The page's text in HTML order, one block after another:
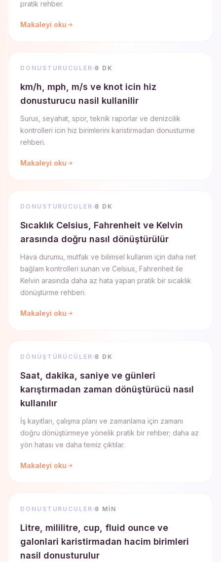
pratik rehber.
Makaleyi oku
DONUSTURUCULER 8 DK
km/h, mph, m/s ve knot icin hiz
donusturucu nasil kullanilir
Surus, seyahat, spor, teknik raporlar ve denizcilik
kontrolleri icin hiz birimlerini karistirmadan donusturme
rehberi.
Makaleyi oku
DONUSTURUCULER 8 DK
Sıcaklık Celsius, Fahrenheit ve Kelvin
arasında doğru nasıl dönüştürülür
Hava durumu, mutfak ve bilimsel kullanım için daha net
bağlam kontrolleri sunan ve Celsius, Fahrenheit ile
Kelvin arasında daha az hata yapan pratik bir sıcaklık
dönüştürme rehberi.
Makaleyi oku
DÖNÜŞTÜRÜCÜLER 8 DK
Saat, dakika, saniye ve günleri
karıştırmadan zaman dönüştürücü nasıl
kullanılır
İş kayıtları, çalışma planı ve zamanlama için zamanı
doğru dönüştürmeye yönelik pratik bir rehber; daha az
yön hatası ve daha temiz çıktılar.
Makaleyi oku
DONUSTURUCULER 8 MIN
Litre, mililitre, cup, fluid ounce ve
galonlari karistirmadan hacim birimleri
nasil donusturulur